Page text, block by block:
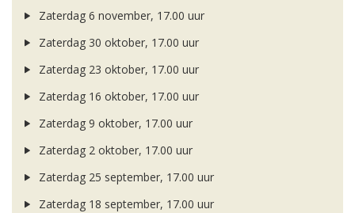
Zaterdag 6 november, 17.00 uur
Zaterdag 30 oktober, 17.00 uur
Zaterdag 23 oktober, 17.00 uur
Zaterdag 16 oktober, 17.00 uur
Zaterdag 9 oktober, 17.00 uur
Zaterdag 2 oktober, 17.00 uur
Zaterdag 25 september, 17.00 uur
Zaterdag 18 september, 17.00 uur